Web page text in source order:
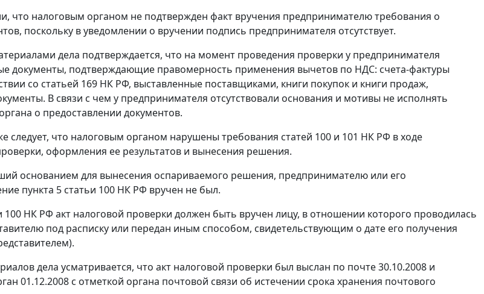
что налоговым органом не подтвержден факт вручения предпринимателю требования о
поскольку в уведомлении о вручении подпись предпринимателя отсутствует.
дела подтверждается, что на момент проведения проверки у предпринимателя
документы, подтверждающие правомерность применения вычетов по НДС: счета-фактуры
со статьей 169 НК РФ, выставленные поставщиками, книги покупок и книги продаж,
В связи с чем у предпринимателя отсутствовали основания и мотивы не исполнять
о предоставлении документов.
следует, что налоговым органом нарушены требования статей 100 и 101 НК РФ в ходе
оформления ее результатов и вынесения решения.
основанием для вынесения оспариваемого решения, предпринимателю или его
пункта 5 статьи 100 НК РФ вручен не был.
100 НК РФ акт налоговой проверки должен быть вручен лицу, в отношении которого проводилась
под расписку или передан иным способом, свидетельствующим о дате его получения
дела усматривается, что акт налоговой проверки был выслан по почте 30.10.2008 и
01.12.2008 с отметкой органа почтовой связи об истечении срока хранения почтового